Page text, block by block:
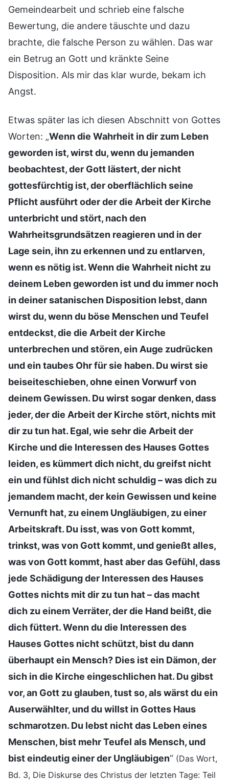
Gemeindearbeit und schrieb eine falsche
Bewertung, die andere täuschte und dazu
brachte, die falsche Person zu wählen. Das war
ein Betrug an Gott und kränkte Seine
Disposition. Als mir das klar wurde, bekam ich
Angst.
Etwas später las ich diesen Abschnitt von Gottes
Worten: „Wenn die Wahrheit in dir zum Leben
geworden ist, wirst du, wenn du jemanden
beobachtest, der Gott lästert, der nicht
gottesfürchtig ist, der oberflächlich seine
Pflicht ausführt oder der die Arbeit der Kirche
unterbricht und stört, nach den
Wahrheitsgrundsätzen reagieren und in der
Lage sein, ihn zu erkennen und zu entlarven,
wenn es nötig ist. Wenn die Wahrheit nicht zu
deinem Leben geworden ist und du immer noch
in deiner satanischen Disposition lebst, dann
wirst du, wenn du böse Menschen und Teufel
entdeckst, die die Arbeit der Kirche
unterbrechen und stören, ein Auge zudrücken
und ein taubes Ohr für sie haben. Du wirst sie
beiseiteschieben, ohne einen Vorwurf von
deinem Gewissen. Du wirst sogar denken, dass
jeder, der die Arbeit der Kirche stört, nichts mit
dir zu tun hat. Egal, wie sehr die Arbeit der
Kirche und die Interessen des Hauses Gottes
leiden, es kümmert dich nicht, du greifst nicht
ein und fühlst dich nicht schuldig – was dich zu
jemandem macht, der kein Gewissen und keine
Vernunft hat, zu einem Ungläubigen, zu einer
Arbeitskraft. Du isst, was von Gott kommt,
trinkst, was von Gott kommt, und genießt alles,
was von Gott kommt, hast aber das Gefühl, dass
jede Schädigung der Interessen des Hauses
Gottes nichts mit dir zu tun hat – das macht
dich zu einem Verräter, der die Hand beißt, die
dich füttert. Wenn du die Interessen des
Hauses Gottes nicht schützt, bist du dann
überhaupt ein Mensch? Dies ist ein Dämon, der
sich in die Kirche eingeschlichen hat. Du gibst
vor, an Gott zu glauben, tust so, als wärst du ein
Auserwählter, und du willst in Gottes Haus
schmarotzen. Du lebst nicht das Leben eines
Menschen, bist mehr Teufel als Mensch, und
bist eindeutig einer der Ungläubigen“ (Das Wort,
Bd. 3, Die Diskurse des Christus der letzten Tage: Teil